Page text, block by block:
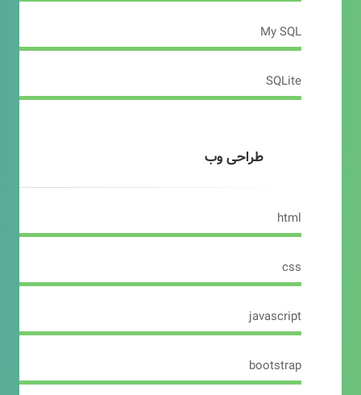
My SQL
SQLite
طراحی وب
html
css
javascript
bootstrap